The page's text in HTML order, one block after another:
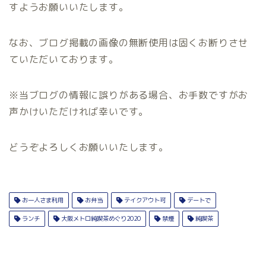
すようお願いいたします。
なお、ブログ掲載の画像の無断使用は固くお断りさせ
ていただいております。
※当ブログの情報に誤りがある場合、お手数ですがお
声かけいただければ幸いです。
どうぞよろしくお願いいたします。
お一人さま利用 お弁当 テイクアウト可 デートで
ランチ 大阪メトロ純喫茶めぐり2020 禁煙 純喫茶